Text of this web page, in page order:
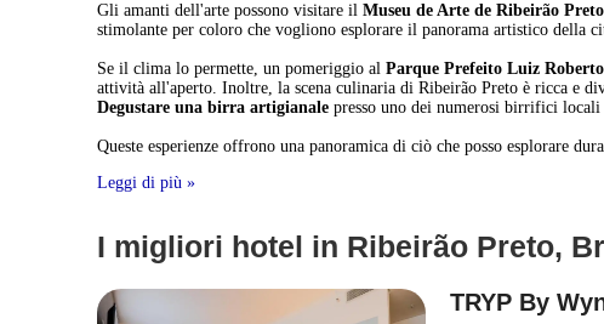
Gli amanti dell'arte possono visitare ilMuseu de Arte de Ribeirão Preto
stimolante per coloro che vogliono esplorare il panorama artistico della
Se il clima lo permette, un pomeriggio alParque Prefeito Luiz
attività all'aperto. Inoltre, la scena culinaria di Ribeirão Preto è ricca e
Degustare una birra artigianale presso uno dei numerosi birrifici locali
Queste esperienze offrono una panoramica di ciò che posso esplorare
Leggi di più »
I migliori hotel in Ribeirão Preto,
TRYP By